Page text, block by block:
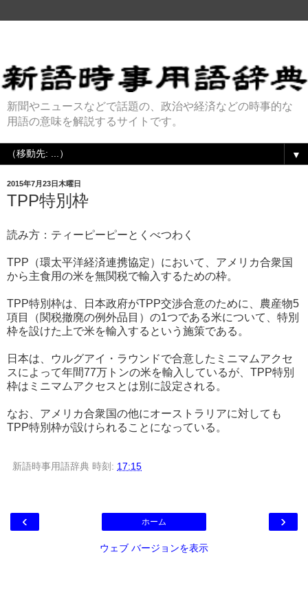
新聞やニュースなどで話題の、政治や経済などの時事的な
用語の意味を解説するサイトです。
▼
2015年7月23日木曜日
TPP特別枠
読み方：ティーピーピーとくべつわく
TPP（環太平洋経済連携協定）において、アメリカ合衆国
から主食用の米を無関税で輸入するための枠。
TPP特別枠は、日本政府がTPP交渉合意のために、農産物5
項目（関税撤廃の例外品目）の1つである米について、特別
枠を設けた上で米を輸入するという施策である。
日本は、ウルグアイ・ラウンドで合意したミニマムアクセ
スによって年間77万トンの米を輸入しているが、TPP特別
枠はミニマムアクセスとは別に設定される。
なお、アメリカ合衆国の他にオーストラリアに対しても
TPP特別枠が設けられることになっている。
新語時事用語辞典 時刻: 17:15
‹ ›
ホーム
ウェブ バージョンを表示